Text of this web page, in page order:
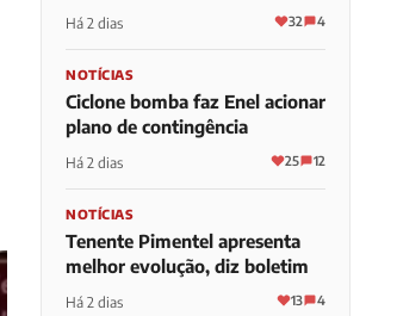
Há 2 dias 32 4
NOTÍCIAS
Ciclone bomba faz Enel acionar
plano de contingência
Há 2 dias 25 12
NOTÍCIAS
Tenente Pimentel apresenta
melhor evolução, diz boletim
Há 2 dias 13 4